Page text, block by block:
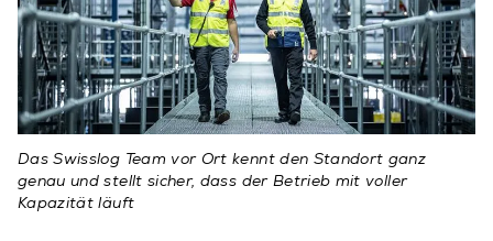
Das Swisslog Team vor Ort kennt den Standort ganz
genau und stellt sicher, dass der Betrieb mit voller
Kapazität läuft